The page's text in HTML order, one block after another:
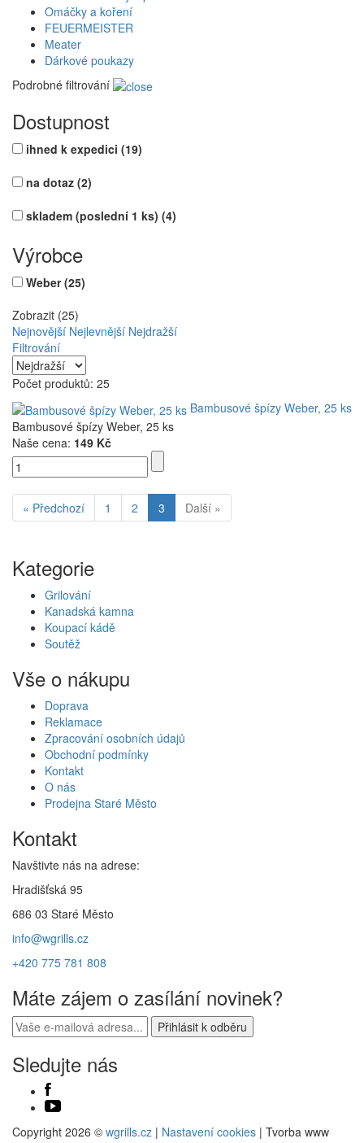
Omáčky a koření
FEUERMEISTER
Meater
Dárkové poukazy
Podrobné filtrování
Dostupnost
ihned k expedici (19)
na dotaz (2)
skladem (poslední 1 ks) (4)
Výrobce
Weber(25)
Zobrazit (25)
Nejnovější Nejlevnější Nejdražší
Filtrování
Počet produktů: 25
Bambusové špízy Weber, 25 ks
Bambusové špízy Weber, 25 ks
Naše cena: 149 Kč
« Předchozí 1 2 3 Další »
Kategorie
Grilování
Kanadská kamna
Koupací kádě
Soutěž
Vše o nákupu
Doprava
Reklamace
Zpracování osobních údajů
Obchodní podmínky
Kontakt
O nás
Prodejna Staré Město
Kontakt
Navštivte nás na adrese:
Hradišťská 95
686 03 Staré Město
info@wgrills.cz
+420 775 781 808
Máte zájem o zasílání novinek?
Sledujte nás
Copyright 2026 © wgrills.cz | Nastavení cookies | Tvorba www